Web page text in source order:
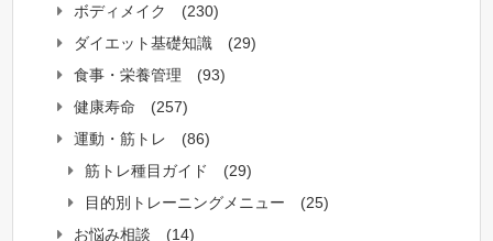
ボディメイク
(230)
ダイエット基礎知識
(29)
食事・栄養管理
(93)
健康寿命
(257)
運動・筋トレ
(86)
筋トレ種目ガイド
(29)
目的別トレーニングメニュー
(25)
お悩み相談
(14)